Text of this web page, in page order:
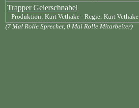
Trapper Geierschnabel
Produktion: Kurt Vethake - Regie: Kurt Vethake
(7 Mal Rolle Sprecher, 0 Mal Rolle Mitarbeiter)